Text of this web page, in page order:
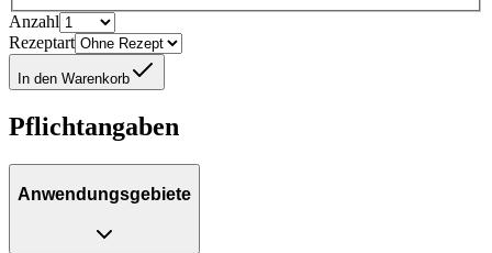
Anzahl
Rezeptart
In den Warenkorb
Pflichtangaben
Anwendungsgebiete